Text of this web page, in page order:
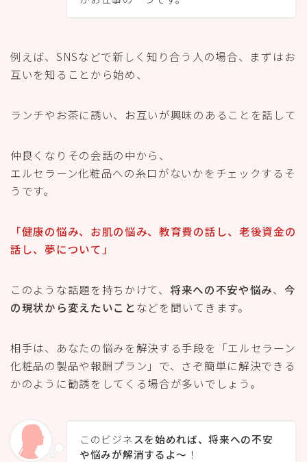
例えば、SNSなどで新しく知り合う人の場合、まずはお
互いを知ることから始め、
ランチやお茶に誘い、お互いが興味のあることを話して
仲良くなりその会話の中から、
エルセラーン化粧品への糸口がないかをチェックするそ
うです。
「健康の悩み、お肌の悩み、教育費の話し、老後資金の
話し、夢について」
このような話題を持ちかけて、 将来への不安や悩み、 今
の現状から変えたいことなどを聞いてきます。
相手は、あなたの悩みを解決する手段を「エルセラーン
化粧品の製品や報酬プラン」で、さぞ簡単に解決できる
かのように勧誘をしてくる場合が多いでしょう。
このビジネスを始めれば、将来への不安
や悩みが解消するよ〜 ！